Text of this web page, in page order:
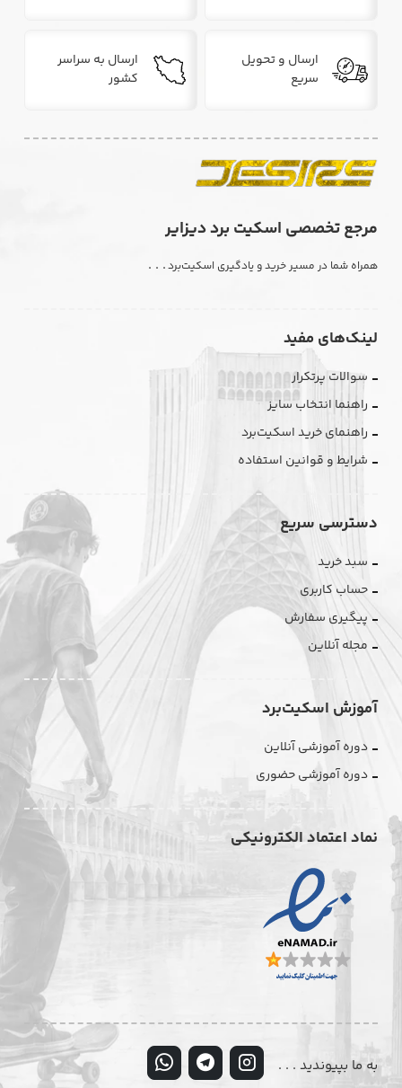
ارسال و تحویل
سریع
ارسال به سراسر
کشور
مرجع تخصصی اسکیت برد دیزایر
همراه شما در مسیر خرید و یادگیری اسکیت‌برد. . .
لینک‌های مفید
سوالات پرتکرار
راهنما انتخاب سایز
راهنمای خرید اسکیت‌برد
شرایط و قوانین استفاده
دسترسی سریع
سبد خرید
حساب کاربری
پیگیری سفارش
مجله آنلاین
آموزش اسکیت‌برد
دوره آموزشی آنلاین
دوره آموزشی حضوری
نماد اعتماد الکترونیکی
به ما بپیوندید . . .